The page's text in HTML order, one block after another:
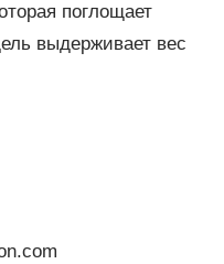
поглощает
выдерживает вес